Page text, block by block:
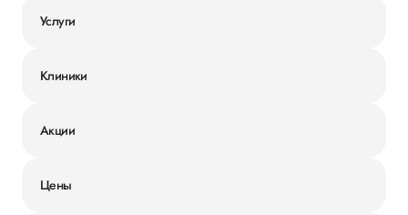
Услуги
Клиники
Акции
Цены